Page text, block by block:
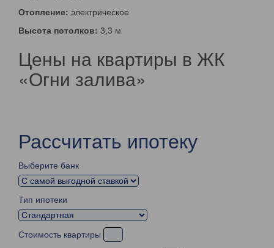
Отопление: электрическое
Высота потолков: 3,3 м
Цены на квартиры в ЖК
«Огни залива»
Рассчитать ипотеку
Выберите банк
Тип ипотеки
Стоимость квартиры